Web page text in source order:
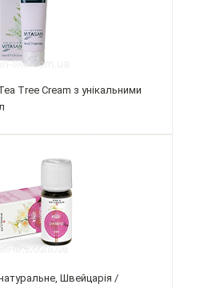
Tree Cream з унікальними
Швейцарія /